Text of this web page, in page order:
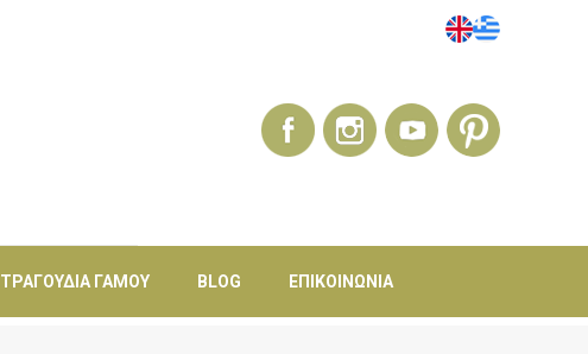
ΤΡΑΓΟΎΔΙΑ ΓΆΜΟΥ BLOG ΕΠΙΚΟΙΝΩΝΊΑ